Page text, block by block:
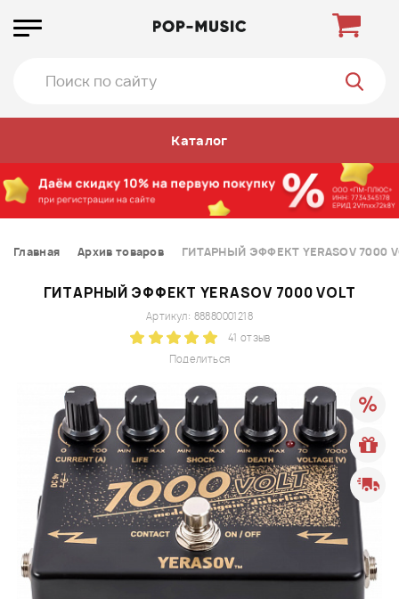
Каталог
Главная Архив товаров ГИТАРНЫЙ ЭФФЕКТ YERASOV 7000
ГИТАРНЫЙ ЭФФЕКТ YERASOV 7000 VOLT
Поделиться
Артикул: 88880001218
41 отзыв